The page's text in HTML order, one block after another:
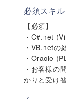
必須スキル
【必須】
・C#.net
・VB.netの
・Oracle
・お客様の
かりと受け